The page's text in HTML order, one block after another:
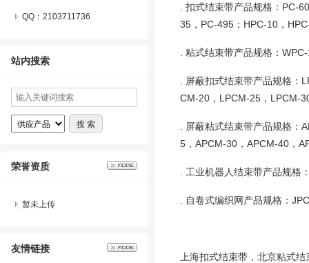
QQ： 2103711736
站内搜索
荣誉资质
暂未上传
友情链接
. 扣式结束带产品规格： PC-
35，PC-495；HPC-10，
. 粘式结束带产品规格：
. 屏蔽扣式结束带产品规格：
CM-20，LPCM-25，LPCM-
. 屏蔽粘式结束带产品规格：
5，APCM-30，APCM-40，
. 工业机器人结束带产品规格
. 自卷式编织网产品规格：
上海扣式结束带，北京粘式